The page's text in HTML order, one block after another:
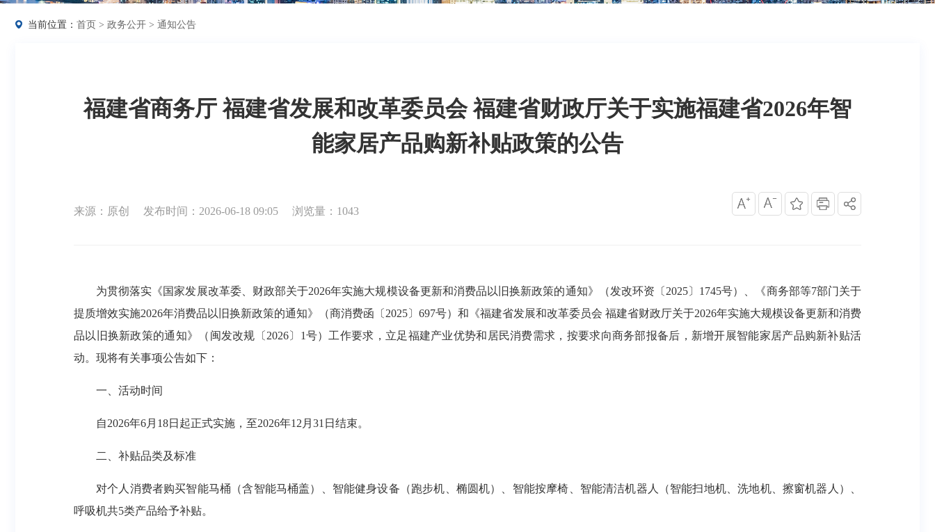
当前位置： 首页 > 政务公开 > 通知公告
福建省商务厅 福建省发展和改革委员会 福建省财政厅关于实施福建省2026年智
能家居产品购新补贴政策的公告
来源：原创 发布时间：2026-06-18 09:05 浏览量：1043
为贯彻落实《国家发展改革委、财政部关于2026年实施大规模设备更新和消费品以旧换新政策的通知》（发改环资〔2025〕1745号）、《商务部等7部门关于
提质增效实施2026年消费品以旧换新政策的通知》（商消费函〔2025〕697号）和《福建省发展和改革委员会 福建省财政厅关于2026年实施大规模设备更新和消费
品以旧换新政策的通知》（闽发改规〔2026〕1号）工作要求，立足福建产业优势和居民消费需求，按要求向商务部报备后，新增开展智能家居产品购新补贴活
动。现将有关事项公告如下：
一、活动时间
自2026年6月18日起正式实施，至2026年12月31日结束。
二、补贴品类及标准
对个人消费者购买智能马桶（含智能马桶盖）、智能健身设备（跑步机、椭圆机）、智能按摩椅、智能清洁机器人（智能扫地机、洗地机、擦窗机器人）、
呼吸机共5类产品给予补贴。